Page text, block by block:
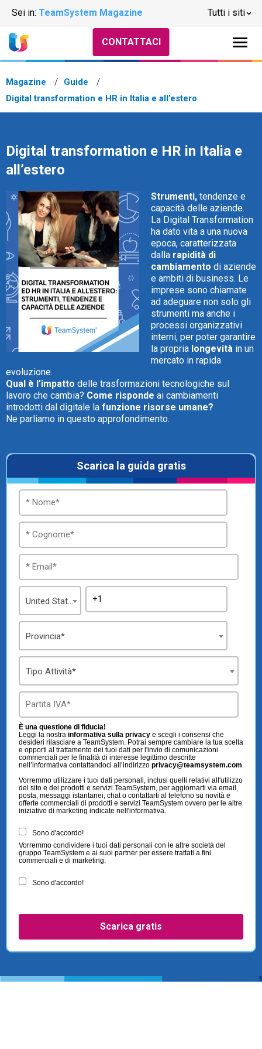
Sei in: TeamSystem Magazine Tutti i siti
CRM
Email Marketing
Fatturazione
HR
Trust Services
TeamSystem Corporate
TeamSystem Store
CONTATTACI
Magazine
Guide
Digital transformation e HR in Italia e all’estero
Digital transformation e HR in Italia e
all’estero
Strumenti, tendenze e
capacità delle aziende.
La Digital Transformation
ha dato vita a una nuova
epoca, caratterizzata
dalla rapidità di
cambiamento di aziende
e ambiti di business. Le
imprese sono chiamate
ad adeguare non solo gli
strumenti ma anche i
processi organizzativi
interni, per poter garantire
la propria longevità in un
mercato in rapida
evoluzione.
Qual è l’impatto delle trasformazioni tecnologiche sul
lavoro che cambia? Come risponde ai cambiamenti
introdotti dal digitale la funzione risorse umane?
Ne parliamo in questo approfondimento.
Scarica la guida gratis
United States
Provincia*
Tipo Attività*
È una questione di fiducia!
Leggi la nostra informativa sulla privacy e scegli i consensi che
desideri rilasciare a TeamSystem. Potrai sempre cambiare la tua scelta
e opporti al trattamento dei tuoi dati per l'invio di comunicazioni
commerciali per le finalità di interesse legittimo descritte
nell’informativa contattandoci all’indirizzo privacy@teamsystem.com
Vorremmo utilizzare i tuoi dati personali, inclusi quelli relativi all'utilizzo
del sito e dei prodotti e servizi TeamSystem, per aggiornarti via email,
posta, messaggi istantanei, chat o contattarti al telefono su novità e
offerte commerciali di prodotti e servizi TeamSystem ovvero per le altre
iniziative di marketing indicate nell'informativa.
Sono d'accordo!
Vorremmo condividere i tuoi dati personali con le altre società del
gruppo TeamSystem e ai suoi partner per essere trattati a fini
commerciali e di marketing.
Sono d'accordo!